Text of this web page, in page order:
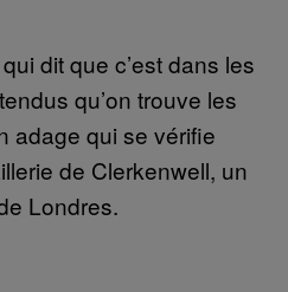
dit que c’est dans les
qu’on trouve les
adage qui se vérifie
de Clerkenwell, un
Londres.